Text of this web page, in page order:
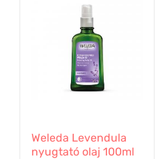
Weleda Levendula
nyugtató olaj 100ml